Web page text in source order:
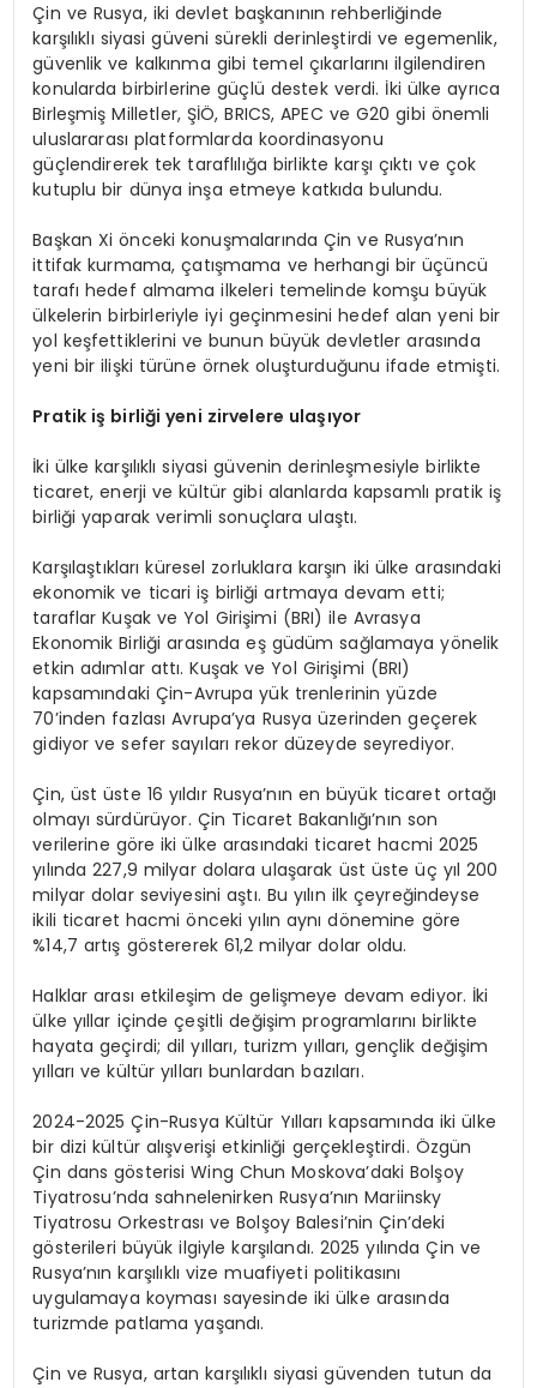
Çin ve Rusya, iki devlet başkanının rehberliğinde
karşılıklı siyasi güveni sürekli derinleştirdi ve egemenlik,
güvenlik ve kalkınma gibi temel çıkarlarını ilgilendiren
konularda birbirlerine güçlü destek verdi. İki ülke ayrıca
Birleşmiş Milletler, ŞİÖ, BRICS, APEC ve G20 gibi önemli
uluslararası platformlarda koordinasyonu
güçlendirerek tek taraflılığa birlikte karşı çıktı ve çok
kutuplu bir dünya inşa etmeye katkıda bulundu.
Başkan Xi önceki konuşmalarında Çin ve Rusya’nın
ittifak kurmama, çatışmama ve herhangi bir üçüncü
tarafı hedef almama ilkeleri temelinde komşu büyük
ülkelerin birbirleriyle iyi geçinmesini hedef alan yeni bir
yol keşfettiklerini ve bunun büyük devletler arasında
yeni bir ilişki türüne örnek oluşturduğunu ifade etmişti.
Pratik iş birliği yeni zirvelere ulaşıyor
İki ülke karşılıklı siyasi güvenin derinleşmesiyle birlikte
ticaret, enerji ve kültür gibi alanlarda kapsamlı pratik iş
birliği yaparak verimli sonuçlara ulaştı.
Karşılaştıkları küresel zorluklara karşın iki ülke arasındaki
ekonomik ve ticari iş birliği artmaya devam etti;
taraflar Kuşak ve Yol Girişimi (BRI) ile Avrasya
Ekonomik Birliği arasında eş güdüm sağlamaya yönelik
etkin adımlar attı. Kuşak ve Yol Girişimi (BRI)
kapsamındaki Çin-Avrupa yük trenlerinin yüzde
70’inden fazlası Avrupa’ya Rusya üzerinden geçerek
gidiyor ve sefer sayıları rekor düzeyde seyrediyor.
Çin, üst üste 16 yıldır Rusya’nın en büyük ticaret ortağı
olmayı sürdürüyor. Çin Ticaret Bakanlığı’nın son
verilerine göre iki ülke arasındaki ticaret hacmi 2025
yılında 227,9 milyar dolara ulaşarak üst üste üç yıl 200
milyar dolar seviyesini aştı. Bu yılın ilk çeyreğindeyse
ikili ticaret hacmi önceki yılın aynı dönemine göre
%14,7 artış göstererek 61,2 milyar dolar oldu.
Halklar arası etkileşim de gelişmeye devam ediyor. İki
ülke yıllar içinde çeşitli değişim programlarını birlikte
hayata geçirdi; dil yılları, turizm yılları, gençlik değişim
yılları ve kültür yılları bunlardan bazıları.
2024-2025 Çin-Rusya Kültür Yılları kapsamında iki ülke
bir dizi kültür alışverişi etkinliği gerçekleştirdi. Özgün
Çin dans gösterisi Wing Chun Moskova’daki Bolşoy
Tiyatrosu’nda sahnelenirken Rusya’nın Mariinsky
Tiyatrosu Orkestrası ve Bolşoy Balesi’nin Çin’deki
gösterileri büyük ilgiyle karşılandı. 2025 yılında Çin ve
Rusya’nın karşılıklı vize muafiyeti politikasını
uygulamaya koyması sayesinde iki ülke arasında
turizmde patlama yaşandı.
Çin ve Rusya, artan karşılıklı siyasi güvenden tutun da